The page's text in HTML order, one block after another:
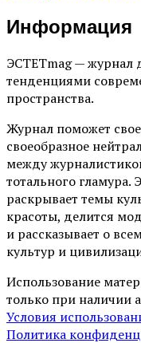
Информация
ЭСТЕТmag — журнал
тенденциями
пространства.
Журнал поможет
своеобразное
между
тотального гламура.
раскрывает темы
красоты, делится
и рассказывает о
культур и
Использование
только при наличии
Условия
Политика